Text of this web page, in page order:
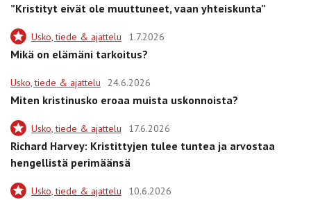
”Kristityt eivät ole muuttuneet, vaan yhteiskunta”
Usko, tiede & ajattelu 1.7.2026
Mikä on elämäni tarkoitus?
Usko, tiede & ajattelu 24.6.2026
Miten kristinusko eroaa muista uskonnoista?
Usko, tiede & ajattelu 17.6.2026
Richard Harvey: Kristittyjen tulee tuntea ja arvostaa
hengellistä perimäänsä
Usko, tiede & ajattelu 10.6.2026